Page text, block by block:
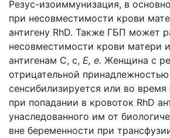
Резус-изоиммунизация, в
при несовместимости крови
антигену RhD. Также ГБП может
несовместимости крови матери
антигенам С, с, Е, е. Женщина с
отрицательной
сенсибилизируется или во время
при попадании в кровоток RhD
унаследованного им от
вне беременности при